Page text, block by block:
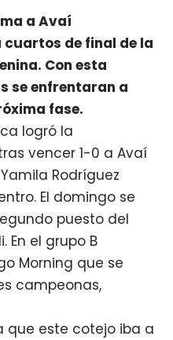
a Avaí
cuartos de final de la
Con esta
se enfrentaran a
fase.
logró la
vencer 1-0 a Avaí
Rodríguez
El domingo se
puesto del
En el grupo B
Morning que se
campeonas,
que este cotejo iba a